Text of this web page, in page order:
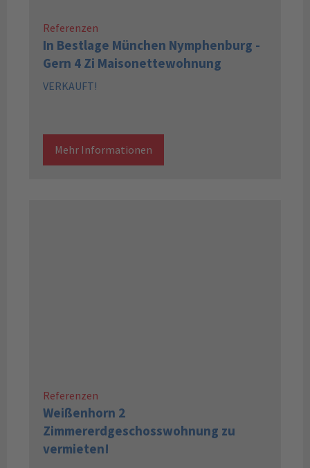
Referenzen
In Bestlage München Nymphenburg -
Gern 4 Zi Maisonettewohnung
VERKAUFT!
Mehr Informationen
Referenzen
Weißenhorn 2
Zimmererdgeschosswohnung zu
vermieten!